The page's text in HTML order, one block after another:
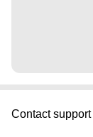
Contact support